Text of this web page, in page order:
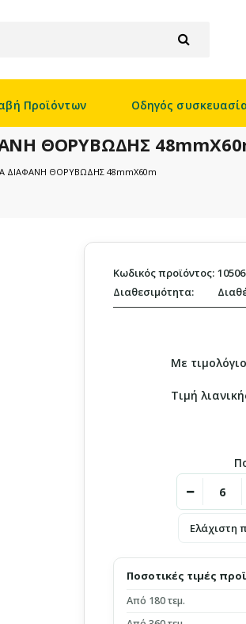
Προϊόντων Οδηγός
ΘΟΡΥΒΩΔΗΣ
ΔΙΑΦΑΝΗ ΘΟΡΥΒΩΔΗΣ 48mmX60m
Κωδικός προϊόντος: 10506
Διαθεσιμότητα:
Με τιμολόγιο
Τιμή
Ελάχιστη
Ποσοτικές τιμές
Από 180 τεμ.